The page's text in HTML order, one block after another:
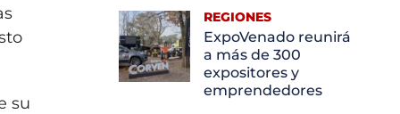
su
REGIONES
ExpoVenado reunirá
a más de 300
expositores y
emprendedores